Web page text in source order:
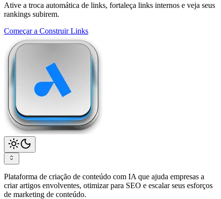
Ative a troca automática de links, fortaleça links internos e veja seus
rankings subirem.
Começar a Construir Links
Plataforma de criação de conteúdo com IA que ajuda empresas a
criar artigos envolventes, otimizar para SEO e escalar seus esforços
de marketing de conteúdo.